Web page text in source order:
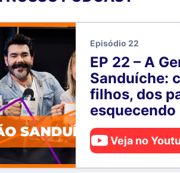
Episódio 22
EP 22 – A
Sanduíche:
filhos, dos
esquecendo
Veja no